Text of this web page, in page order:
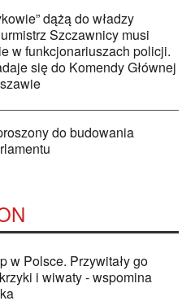
dążą do władzy
Szczawnicy musi
w funkcjonariuszach policji.
się do Komendy Głównej
do budowania
w Polsce. Przywitały go
i wiwaty - wspomina